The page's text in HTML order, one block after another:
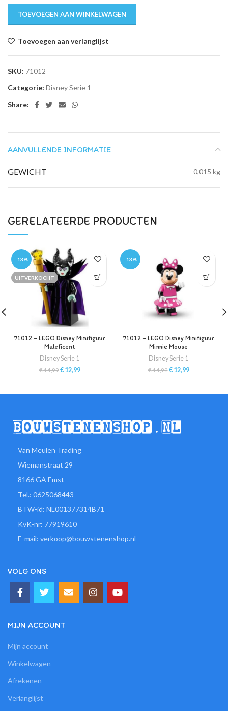
TOEVOEGEN AAN WINKELWAGEN
Toevoegen aan verlanglijst
SKU: 71012
Categorie: Disney Serie 1
Share:
AANVULLENDE INFORMATIE
GEWICHT 0,015 kg
GERELATEERDE PRODUCTEN
-13%
UITVERKOCHT
71012 – LEGO Disney Minifiguur
Maleficent
Disney Serie 1
€14,99€12,99
-13%
71012 – LEGO Disney Minifiguur
Minnie Mouse
Disney Serie 1
€14,99€12,99
Van Meulen Trading
Wiemanstraat 29
8166 GA Emst
Tel.: 0625068443
BTW-id: NL001377314B71
KvK-nr: 77919610
E-mail: verkoop@bouwstenenshop.nl
VOLG ONS
MIJN ACCOUNT
Mijn account
Winkelwagen
Afrekenen
Verlanglijst